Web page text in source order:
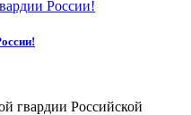
гвардии Российской